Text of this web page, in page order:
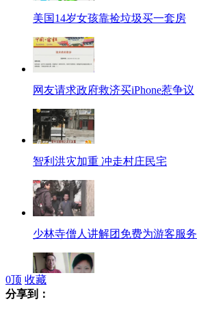
美国14岁女孩靠捡垃圾买一套房
网友请求政府救济买iPhone惹争议
智利洪灾加重 冲走村庄民宅
少林寺僧人讲解团免费为游客服务
0顶 收藏
分享到：